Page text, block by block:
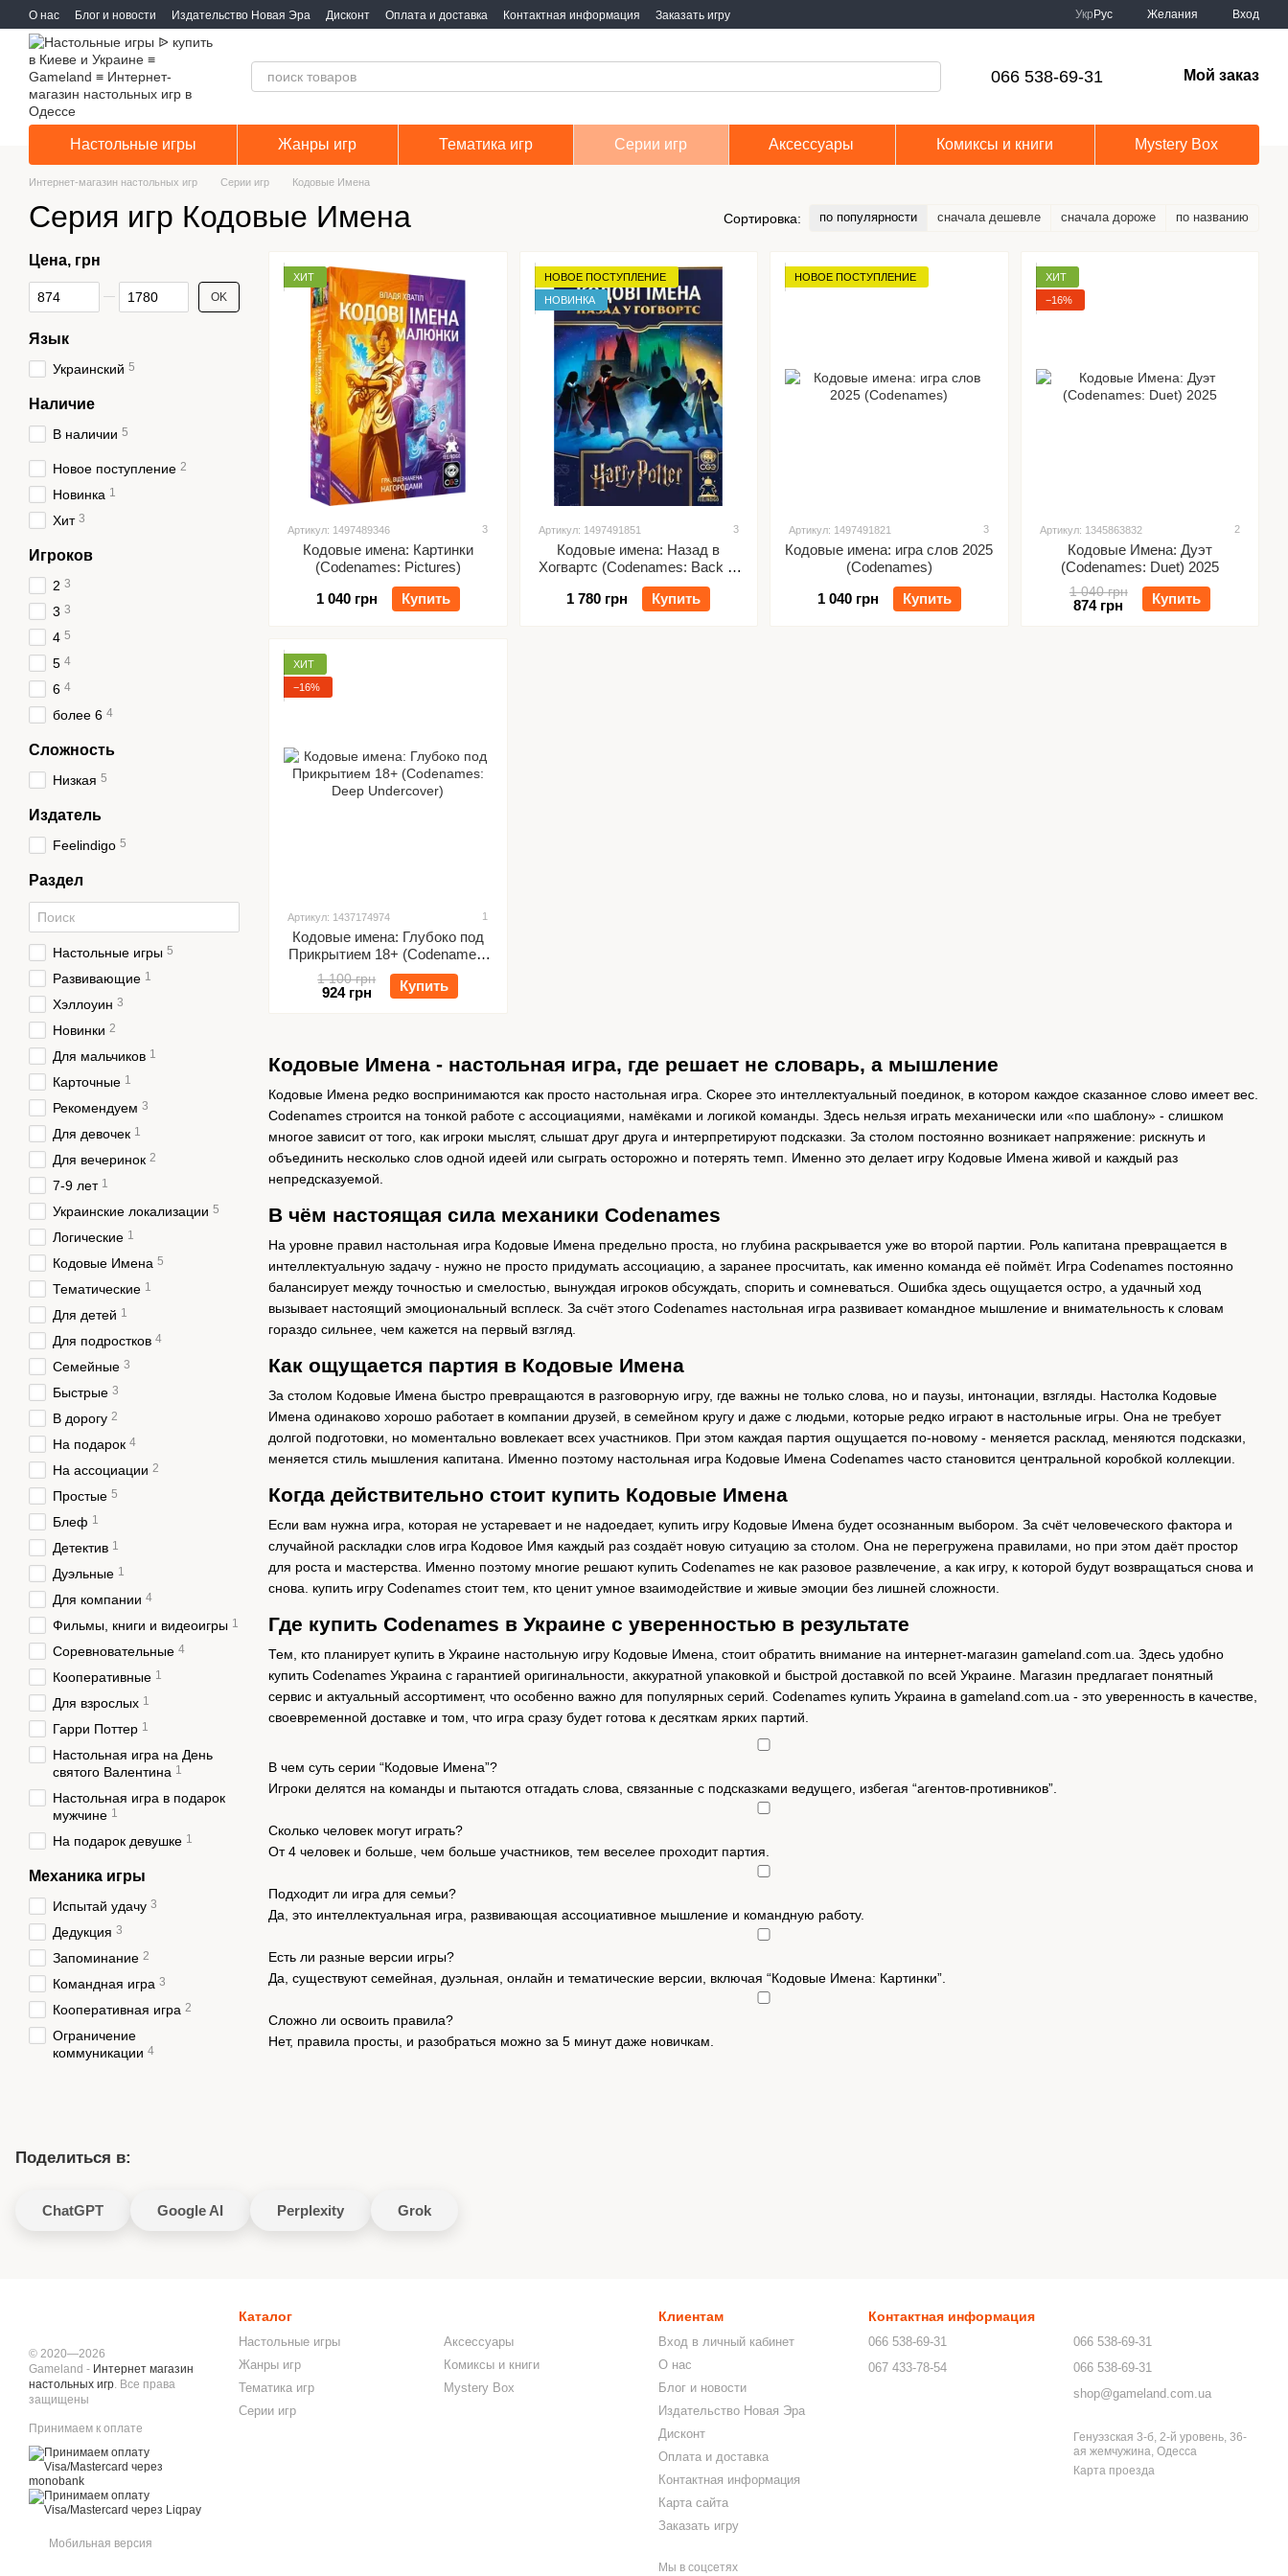
Перейти к основному контенту
О нас Блог и новости Издательство Новая Эра Дисконт Оплата и доставка Контактная информация Заказать игру Укр Рус Желания Вход
066 538-69-31 Мой заказ
Настольные игры Жанры игр Тематика игр Серии игр Аксессуары Комиксы и книги Mystery Box
Интернет-магазин настольных игр Серии игр Кодовые Имена
Серия игр Кодовые Имена Сортировка: по популярности сначала дешевле сначала дороже по названию
Кодовые Имена - настольная игра, где решает не словарь, а мышление
Кодовые Имена редко воспринимаются как просто настольная игра. Скорее это интеллектуальный поединок, в котором каждое сказанное слово имеет вес.
Codenames строится на тонкой работе с ассоциациями, намёками и логикой команды. Здесь нельзя играть механически или «по шаблону» - слишком
многое зависит от того, как игроки мыслят, слышат друг друга и интерпретируют подсказки. За столом постоянно возникает напряжение: рискнуть и
объединить несколько слов одной идеей или сыграть осторожно и потерять темп. Именно это делает игру Кодовые Имена живой и каждый раз
непредсказуемой.
В чём настоящая сила механики Codenames
На уровне правил настольная игра Кодовые Имена предельно проста, но глубина раскрывается уже во второй партии. Роль капитана превращается в
интеллектуальную задачу - нужно не просто придумать ассоциацию, а заранее просчитать, как именно команда её поймёт. Игра Codenames постоянно
балансирует между точностью и смелостью, вынуждая игроков обсуждать, спорить и сомневаться. Ошибка здесь ощущается остро, а удачный ход
вызывает настоящий эмоциональный всплеск. За счёт этого Codenames настольная игра развивает командное мышление и внимательность к словам
гораздо сильнее, чем кажется на первый взгляд.
Как ощущается партия в Кодовые Имена
За столом Кодовые Имена быстро превращаются в разговорную игру, где важны не только слова, но и паузы, интонации, взгляды. Настолка Кодовые
Имена одинаково хорошо работает в компании друзей, в семейном кругу и даже с людьми, которые редко играют в настольные игры. Она не требует
долгой подготовки, но моментально вовлекает всех участников. При этом каждая партия ощущается по-новому - меняется расклад, меняются подсказки,
меняется стиль мышления капитана. Именно поэтому настольная игра Кодовые Имена Codenames часто становится центральной коробкой коллекции.
Когда действительно стоит купить Кодовые Имена
Если вам нужна игра, которая не устаревает и не надоедает, купить игру Кодовые Имена будет осознанным выбором. За счёт человеческого фактора и
случайной раскладки слов игра Кодовое Имя каждый раз создаёт новую ситуацию за столом. Она не перегружена правилами, но при этом даёт простор
для роста и мастерства. Именно поэтому многие решают купить Codenames не как разовое развлечение, а как игру, к которой будут возвращаться снова и
снова. купить игру Codenames стоит тем, кто ценит умное взаимодействие и живые эмоции без лишней сложности.
Где купить Codenames в Украине с уверенностью в результате
Тем, кто планирует купить в Украине настольную игру Кодовые Имена, стоит обратить внимание на интернет-магазин gameland.com.ua. Здесь удобно
купить Codenames Украина с гарантией оригинальности, аккуратной упаковкой и быстрой доставкой по всей Украине. Магазин предлагает понятный
сервис и актуальный ассортимент, что особенно важно для популярных серий. Codenames купить Украина в gameland.com.ua - это уверенность в качестве,
своевременной доставке и том, что игра сразу будет готова к десяткам ярких партий.
В чем суть серии “Кодовые Имена”?
Игроки делятся на команды и пытаются отгадать слова, связанные с подсказками ведущего, избегая “агентов-противников”.
Сколько человек могут играть?
От 4 человек и больше, чем больше участников, тем веселее проходит партия.
Подходит ли игра для семьи?
Да, это интеллектуальная игра, развивающая ассоциативное мышление и командную работу.
Есть ли разные версии игры?
Да, существуют семейная, дуэльная, онлайн и тематические версии, включая “Кодовые Имена: Картинки”.
Сложно ли освоить правила?
Нет, правила просты, и разобраться можно за 5 минут даже новичкам.
ХИТ
Артикул: 1497489346 3
Кодовые имена: Картинки
(Codenames: Pictures)
1 040 грн
Купить
НОВОЕ ПОСТУПЛЕНИЕ
НОВИНКА
Артикул: 1497491851 3
Кодовые имена: Назад в
Хогвартс (Codenames: Back to
Hogwarts)
1 780 грн
Купить
НОВОЕ ПОСТУПЛЕНИЕ
Артикул: 1497491821 3
Кодовые имена: игра слов 2025
(Codenames)
1 040 грн
Купить
ХИТ
−16%
Артикул: 1345863832 2
Кодовые Имена: Дуэт
(Codenames: Duet) 2025
1 040 грн
874 грн Купить
ХИТ
−16%
Артикул: 1437174974 1
Кодовые имена: Глубоко под
Прикрытием 18+ (Codenames:
Deep Undercover)
1 100 грн
924 грн Купить
Цена, грн
От Цена, грн
До Цена, грн OK
Язык
Украинский 5
Наличие
В наличии 5
Новое поступление 2
Новинка 1
Хит 3
Игроков
2 3
3 3
4 5
5 4
6 4
более 6 4
Сложность
Низкая 5
Издатель
Feelindigo 5
Раздел
Настольные игры 5
Развивающие 1
Хэллоуин 3
Новинки 2
Для мальчиков 1
Карточные 1
Рекомендуем 3
Для девочек 1
Для вечеринок 2
7-9 лет 1
Украинские локализации 5
Логические 1
Кодовые Имена 5
Тематические 1
Для детей 1
Для подростков 4
Семейные 3
Быстрые 3
В дорогу 2
На подарок 4
На ассоциации 2
Простые 5
Блеф 1
Детектив 1
Дуэльные 1
Для компании 4
Фильмы, книги и видеоигры 1
Соревновательные 4
Кооперативные 1
Для взрослых 1
Гарри Поттер 1
Настольная игра на День
святого Валентина 1
Настольная игра в подарок
мужчине 1
На подарок девушке 1
Механика игры
Испытай удачу 3
Дедукция 3
Запоминание 2
Командная игра 3
Кооперативная игра 2
Ограничение
коммуникации 4
Поделиться в:
ChatGPT Google AI Perplexity Grok
© 2020—2026
Gameland - Интернет магазин
настольных игр. Все права
защищены
Принимаем к оплате
Мобильная версия
Каталог
Настольные игры
Жанры игр
Тематика игр
Серии игр
Аксессуары
Комиксы и книги
Mystery Box
Клиентам
Вход в личный кабинет
О нас
Блог и новости
Издательство Новая Эра
Дисконт
Оплата и доставка
Контактная информация
Карта сайта
Заказать игру
Мы в соцсетях
Контактная информация
066 538-69-31
067 433-78-54
066 538-69-31
066 538-69-31
shop@gameland.com.ua
Генуэзская 3-б, 2-й уровень, 36-
ая жемчужина, Одесса
Карта проезда